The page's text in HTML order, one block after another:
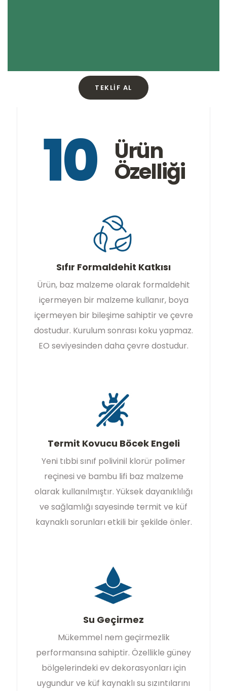
TEKLIF AL
10 Ürün
Özelliği
Sıfır Formaldehit Katkısı
Ürün, baz malzeme olarak formaldehit
içermeyen bir malzeme kullanır, boya
içermeyen bir bileşime sahiptir ve çevre
dostudur. Kurulum sonrası koku yapmaz.
EO seviyesinden daha çevre dostudur.
Termit Kovucu Böcek Engeli
Yeni tıbbi sınıf polivinil klorür polimer
reçinesi ve bambu lifi baz malzeme
olarak kullanılmıştır. Yüksek dayanıklılığı
ve sağlamlığı sayesinde termit ve küf
kaynaklı sorunları etkili bir şekilde önler.
Su Geçirmez
Mükemmel nem geçirmezlik
performansına sahiptir. Özellikle güney
bölgelerindeki ev dekorasyonları için
uygundur ve küf kaynaklı su sızıntılarını